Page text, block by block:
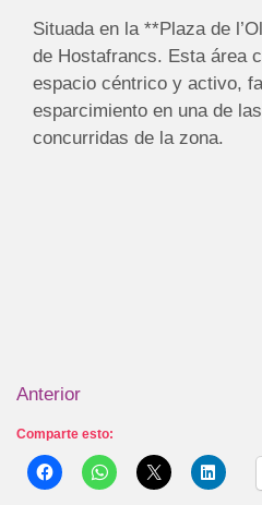
Situada en la **Plaza de
de Hostafrancs. Esta área
espacio céntrico y activo,
esparcimiento en una de
concurridas de la zona.
Anterior
Comparte esto: